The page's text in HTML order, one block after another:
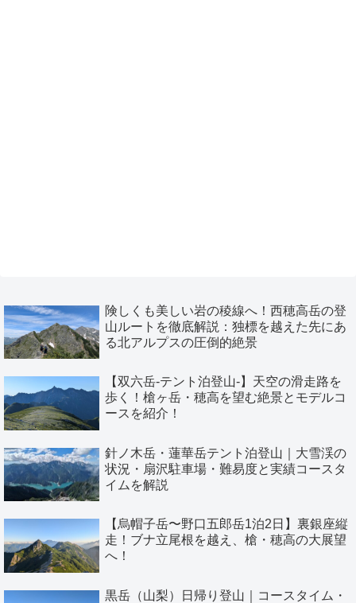
険しくも美しい岩の稜線へ！西穂高岳の登
山ルートを徹底解説：独標を越えた先にあ
る北アルプスの圧倒的絶景
【双六岳-テント泊登山-】天空の滑走路を
歩く！槍ヶ岳・穂高を望む絶景とモデルコ
ースを紹介！
針ノ木岳・蓮華岳テント泊登山｜大雪渓の
状況・扇沢駐車場・難易度と実績コースタ
イムを解説
【烏帽子岳〜野口五郎岳1泊2日】裏銀座縦
走！ブナ立尾根を越え、槍・穂高の大展望
へ！
黒岳（山梨）日帰り登山｜コースタイム・